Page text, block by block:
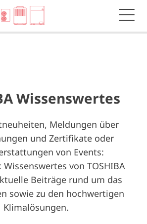
Wissenswertes
Meldungen über
und Zertifikate oder
von Events:
von TOSHIBA
Beiträge rund um das
sowie zu den hochwertigen
Klimalösungen.